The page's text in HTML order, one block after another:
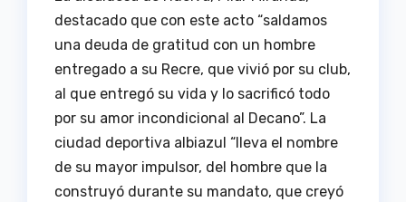
destacado que con este acto “saldamos
una deuda de gratitud con un hombre
entregado a su Recre, que vivió por su club,
al que entregó su vida y lo sacrificó todo
por su amor incondicional al Decano”. La
ciudad deportiva albiazul “lleva el nombre
de su mayor impulsor, del hombre que la
construyó durante su mandato, que creyó